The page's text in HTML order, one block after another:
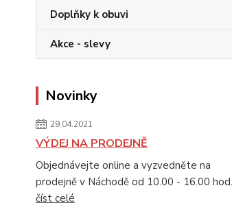
Doplňky k obuvi
Akce - slevy
Novinky
29.04.2021
VÝDEJ NA PRODEJNĚ
Objednávejte online a vyzvedněte na
prodejně v Náchodě od 10.00 - 16.00 hod.
číst celé